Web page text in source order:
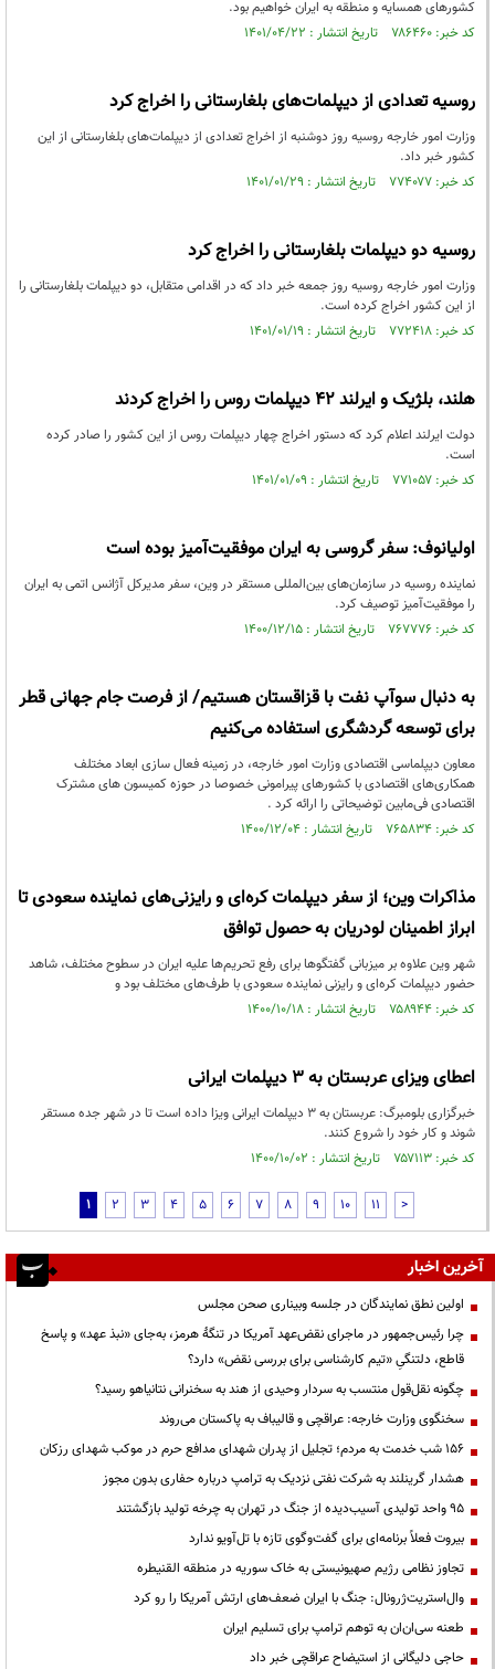
کشورهای همسایه و منطقه به ایران خواهیم بود.
کد خبر: ۷۸۶۴۶۰ تاریخ انتشار : ۱۴۰۱/۰۴/۲۲
روسیه تعدادی از دیپلمات‌های بلغارستانی را اخراج کرد
وزارت امور خارجه روسیه روز دوشنبه از اخراج تعدادی از دیپلمات‌های بلغارستانی از این
کشور خبر داد.
کد خبر: ۷۷۴۰۷۷ تاریخ انتشار : ۱۴۰۱/۰۱/۲۹
روسیه دو دیپلمات بلغارستانی را اخراج کرد
وزارت امور خارجه روسیه روز جمعه خبر داد که در اقدامی متقابل،‌ دو دیپلمات بلغارستانی را
از این کشور اخراج کرده است.
کد خبر: ۷۷۲۴۱۸ تاریخ انتشار : ۱۴۰۱/۰۱/۱۹
هلند، بلژیک و ایرلند 42 دیپلمات روس را اخراج کردند
دولت ایرلند اعلام کرد که دستور اخراج چهار دیپلمات روس از این کشور را صادر کرده
است.
کد خبر: ۷۷۱۰۵۷ تاریخ انتشار : ۱۴۰۱/۰۱/۰۹
اولیانوف: سفر گروسی به ایران موفقیت‌آمیز بوده است
نماینده روسیه در سازمان‌های بین‌المللی مستقر در وین، سفر مدیرکل آژانس اتمی به ایران
را موفقیت‌آمیز توصیف کرد.
کد خبر: ۷۶۷۷۷۶ تاریخ انتشار : ۱۴۰۰/۱۲/۱۵
به دنبال سوآپ نفت با قزاقستان هستیم/ از فرصت جام جهانی قطر
برای توسعه گردشگری استفاده می‌کنیم
معاون دیپلماسی اقتصادی وزارت امور خارجه، در زمینه فعال سازی ابعاد مختلف
همکاری‌های اقتصادی با کشورهای پیرامونی خصوصا در حوزه کمیسون های مشترک
اقتصادی فی‌مابین توضیحاتی را ارائه کرد .
کد خبر: ۷۶۵۸۳۴ تاریخ انتشار : ۱۴۰۰/۱۲/۰۴
مذاکرات وین؛ از سفر دیپلمات‌ کره‌ای و رایزنی‌های نماینده سعودی تا
ابراز اطمینان لودریان به حصول توافق
شهر وین علاوه بر میزبانی گفتگوها برای رفع تحریم‌ها علیه ایران در سطوح مختلف، شاهد
حضور دیپلمات‌ کره‌ای و رایزنی نماینده سعودی با طرف‌های مختلف بود و
کد خبر: ۷۵۸۹۴۴ تاریخ انتشار : ۱۴۰۰/۱۰/۱۸
اعطای ویزای عربستان به ۳ دیپلمات ایرانی
خبرگزاری بلومبرگ: عربستان به ۳ دیپلمات ایرانی ویزا داده است تا در شهر جده مستقر
شوند و کار خود را شروع کنند.
کد خبر: ۷۵۷۱۱۳ تاریخ انتشار : ۱۴۰۰/۱۰/۰۲
1 2 3 4 5 6 7 8 9 10 11 >
آخرین اخبار
اولین نطق نمایندگان در جلسه وبیناری صحن مجلس
چرا رئیس‌جمهور در ماجرای نقض‌عهد آمریکا در تنگهٔ هرمز، به‌جای «نبذ عهد» و پاسخ
قاطع، دلتنگیِ «تیم کارشناسی برای بررسی نقض» دارد؟
چگونه نقل‌قول منتسب به سردار وحیدی از هند به سخنرانی نتانیاهو رسید؟
سخنگوی وزارت خارجه: عراقچی و قالیباف به پاکستان می‌روند
۱۵۶ شب خدمت به مردم؛ تجلیل از پدران شهدای مدافع حرم در موکب شهدای رزکان
هشدار گرینلند به شرکت نفتی نزدیک به ترامپ درباره حفاری بدون مجوز
95 واحد تولیدی آسیب‌دیده از جنگ در تهران به چرخه تولید بازگشتند
بیروت فعلاً برنامه‌ای برای گفت‌وگوی تازه با تل‌آویو ندارد
تجاوز نظامی رژیم صهیونیستی به خاک سوریه در منطقه القنیطره
وال‌استریت‌ژرونال: جنگ با ایران ضعف‌های ارتش آمریکا را رو کرد
طعنه سی‌ان‌ان به توهم ترامپ برای تسلیم ایران
حاجی دلیگانی از استیضاح عراقچی خبر داد